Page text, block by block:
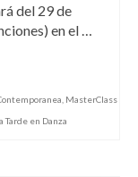
del 29 de
en el …
MasterClass
Tarde en Danza